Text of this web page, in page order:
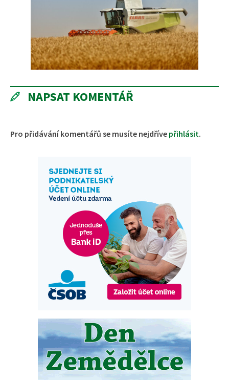
NAPSAT KOMENTÁŘ
Pro přidávání komentářů se musíte nejdříve přihlásit.